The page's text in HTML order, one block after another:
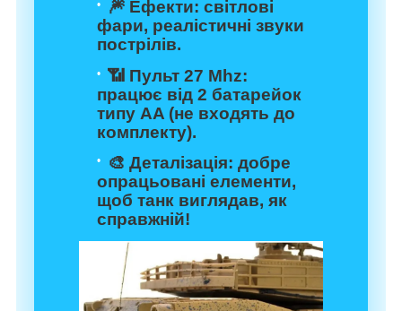
🎆 Ефекти: світлові
фари, реалістичні звуки
пострілів.
📶 Пульт 27 Mhz:
працює від 2 батарейок
типу AA (не входять до
комплекту).
🎨 Деталізація: добре
опрацьовані елементи,
щоб танк виглядав, як
справжній!